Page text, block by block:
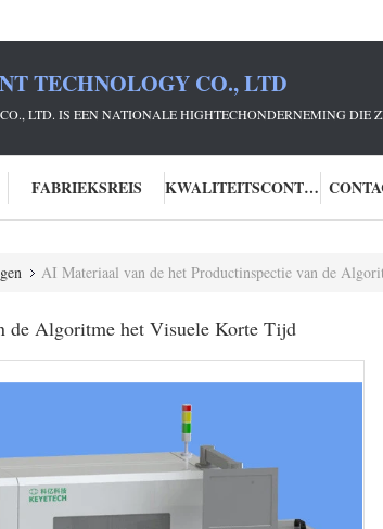
TECHNOLOGY CO., LTD
LTD. IS EEN NATIONALE HIGHTECHONDERNEMING DIE
FABRIEKSREIS KWALITEITSCONTROLE
AI Materiaal van de het Productinspectie van de
de Algoritme het Visuele Korte Tijd